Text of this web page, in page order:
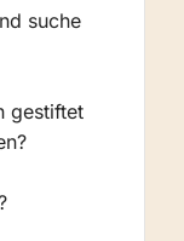
suche
gestiftet